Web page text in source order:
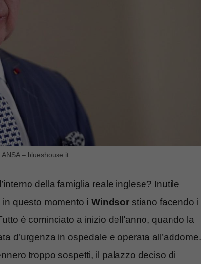
– blueshouse.it
della famiglia reale inglese? Inutile
questo momento i Windsor stiano facendo i
è cominciato a inizio dell’anno, quando la
d’urgenza in ospedale e operata all’addome.
troppo sospetti, il palazzo deciso di